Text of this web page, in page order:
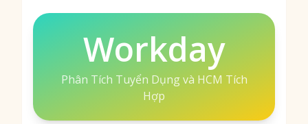
Workday
Phân Tích Tuyển Dụng và HCM Tích
Hợp